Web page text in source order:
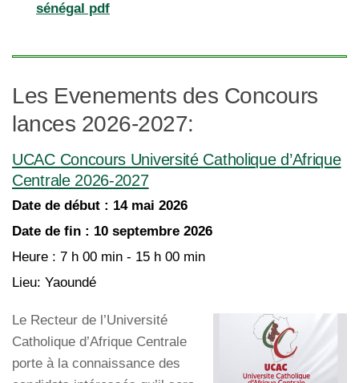
sénégal pdf
Les Evenements des Concours
lances 2026-2027:
UCAC Concours Université Catholique d’Afrique
Centrale 2026-2027
Date de début : 14 mai 2026
Date de fin : 10 septembre 2026
Heure : 7 h 00 min - 15 h 00 min
Lieu: Yaoundé
Le Recteur de l’Université
Catholique d’Afrique Centrale
porte à la connaissance des